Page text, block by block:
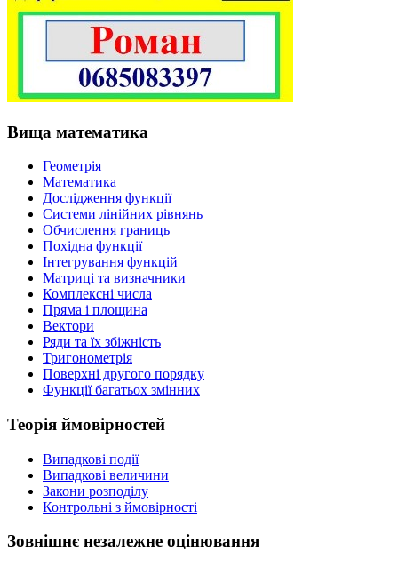
Вища математика
Геометрія
Математика
Дослідження функції
Системи лінійних рівнянь
Обчислення границь
Похідна функції
Інтегрування функцій
Матриці та визначники
Комплексні числа
Пряма і площина
Вектори
Ряди та їх збіжність
Тригонометрія
Поверхні другого порядку
Функції багатьох змінних
Теорія ймовірностей
Випадкові події
Випадкові величини
Закони розподілу
Контрольні з ймовірності
Зовнішнє незалежне оцінювання